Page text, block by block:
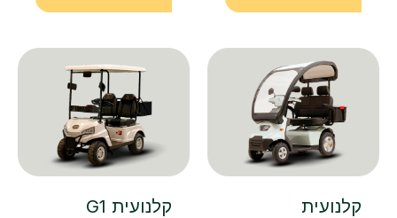
קלנועית
קלנועית G1